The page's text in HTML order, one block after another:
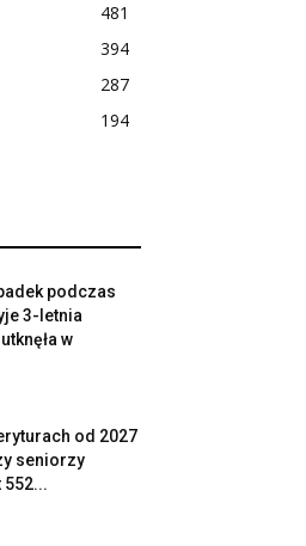
481
394
287
194
podczas
3-letnia
w
od 2027
seniorzy
552...